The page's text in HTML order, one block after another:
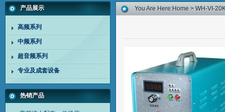
产品展示
高频系列
中频系列
超音频系列
专业及成套设备
热销产品
You Are Here:Home > WH-VI-